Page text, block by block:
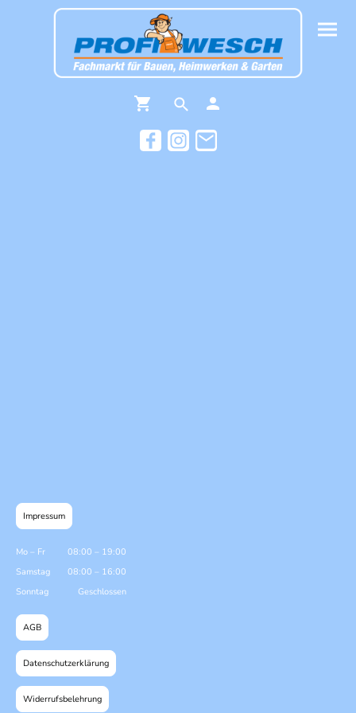
Impressum
Mo – Fr 08:00 – 19:00
Samstag
08:00 – 16:00
Sonntag
Geschlossen
AGB
Datenschutzerklärung
Widerrufsbelehrung